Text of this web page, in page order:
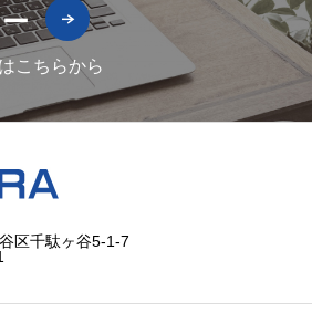
こちらから
区千駄ヶ谷5-1-7